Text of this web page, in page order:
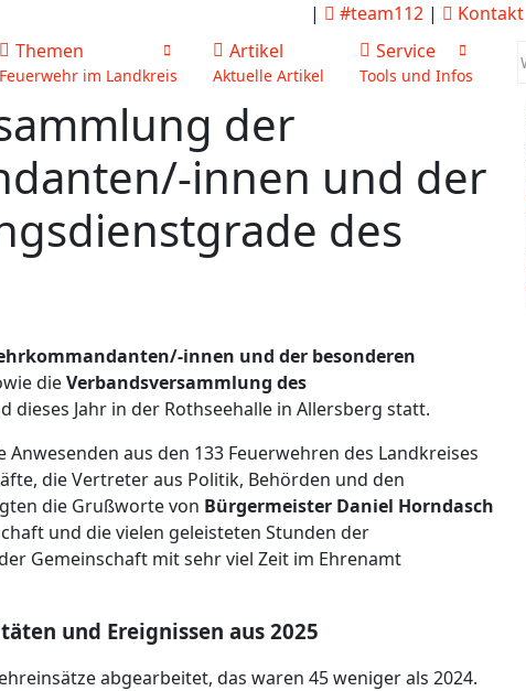
| #team112 | Kontakt
Themen
Feuerwehr im Landkreis
Artikel
Aktuelle Artikel
Service
Tools und Infos
der
innen und der
des
innen und der besonderen
dieVerbandsversammlung des
dieses Jahr in der Rothseehalle in Allersberg statt.
Anwesenden aus den 133 Feuerwehren des Landkreises
die Vertreter aus Politik, Behörden und den
die Grußworte von Bürgermeister Daniel Horndasch
und die vielen geleisteten Stunden der
Gemeinschaft mit sehr viel Zeit im Ehrenamt
und Ereignissen aus 2025
abgearbeitet, das waren 45 weniger als 2024.